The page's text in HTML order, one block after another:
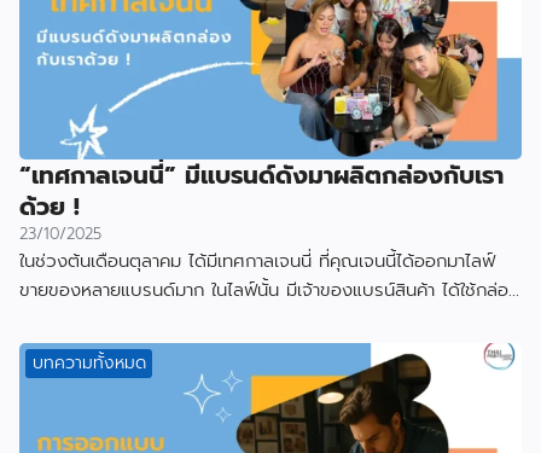
“เทศกาลเจนนี่” มีแบรนด์ดังมาผลิตกล่องกับเรา
ด้วย !
23/10/2025
ในช่วงต้นเดือนตุลาคม ได้มีเทศกาลเจนนี่ ที่คุณเจนนี้ได้ออกมาไลฟ์
ขายของหลายแบรนด์มาก ในไลฟ์นั้น มีเจ้าของแบรน์สินค้า ได้ใช้กล่อง
บทความทั้งหมด